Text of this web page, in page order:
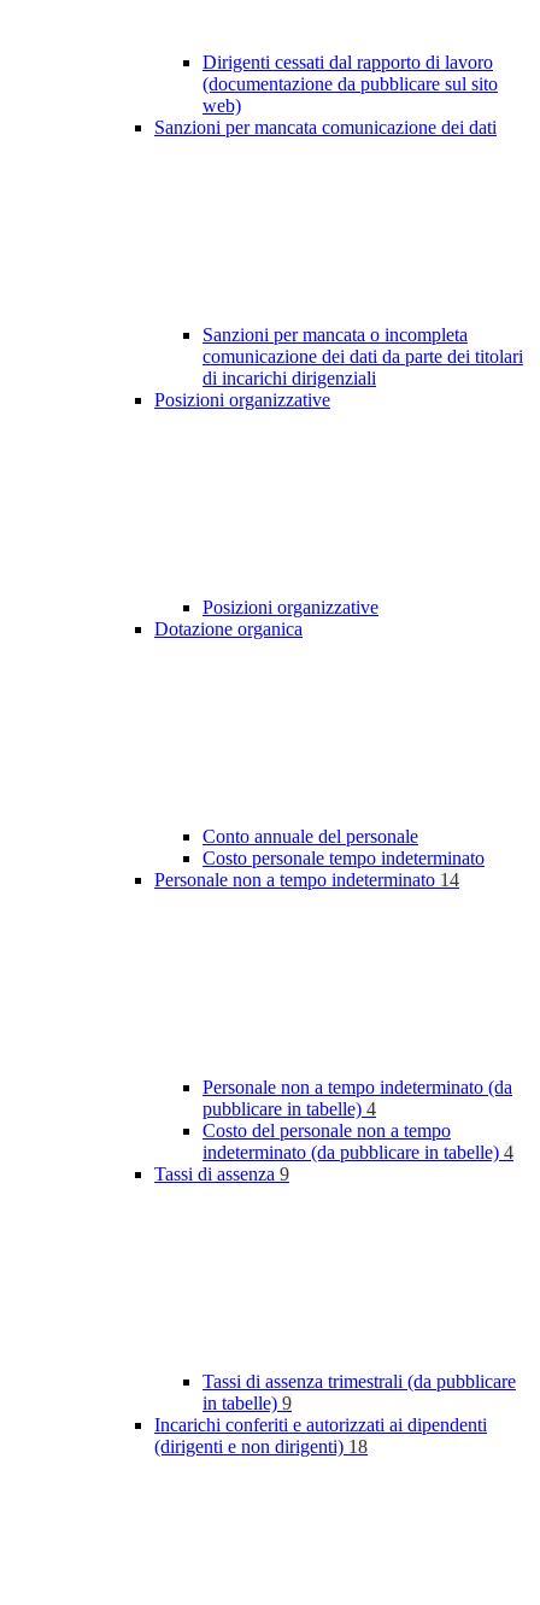
Dirigenti cessati dal rapporto di lavoro
(documentazione da pubblicare sul sito
web)
Sanzioni per mancata comunicazione dei dati
Sanzioni per mancata o incompleta
comunicazione dei dati da parte dei titolari
di incarichi dirigenziali
Posizioni organizzative
Posizioni organizzative
Dotazione organica
Conto annuale del personale
Costo personale tempo indeterminato
Personale non a tempo indeterminato 14
Personale non a tempo indeterminato (da
pubblicare in tabelle) 4
Costo del personale non a tempo
indeterminato (da pubblicare in tabelle) 4
Tassi di assenza 9
Tassi di assenza trimestrali (da pubblicare
in tabelle) 9
Incarichi conferiti e autorizzati ai dipendenti
(dirigenti e non dirigenti) 18